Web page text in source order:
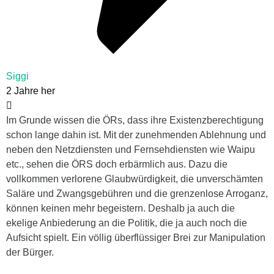
Siggi
2 Jahre her
Im Grunde wissen die ÖRs, dass ihre Existenzberechtigung
schon lange dahin ist. Mit der zunehmenden Ablehnung und
neben den Netzdiensten und Fernsehdiensten wie Waipu
etc., sehen die ÖRS doch erbärmlich aus. Dazu die
vollkommen verlorene Glaubwürdigkeit, die unverschämten
Saläre und Zwangsgebühren und die grenzenlose Arroganz,
können keinen mehr begeistern. Deshalb ja auch die
ekelige Anbiederung an die Politik, die ja auch noch die
Aufsicht spielt. Ein völlig überflüssiger Brei zur Manipulation
der Bürger.